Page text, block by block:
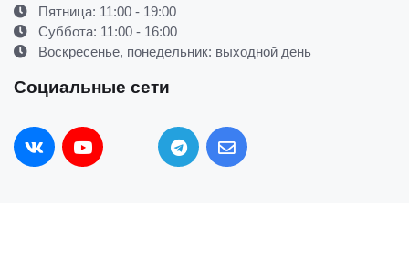
Пятница: 11:00 - 19:00
Суббота: 11:00 - 16:00
Воскресенье, понедельник: выходной день
Социальные сети